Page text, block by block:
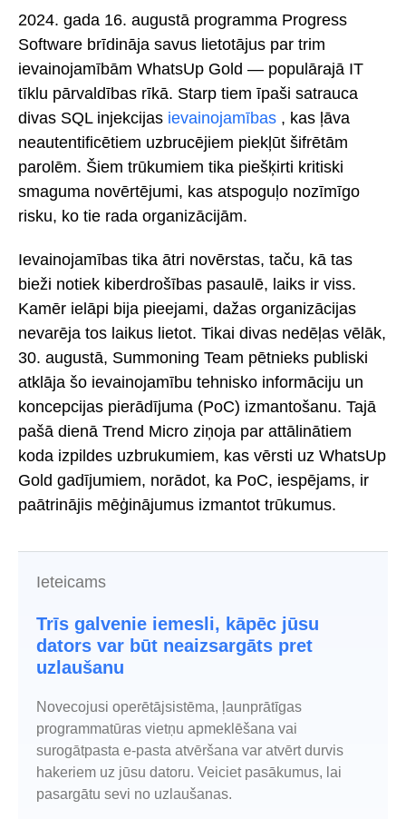
2024. gada 16. augustā programma Progress
Software brīdināja savus lietotājus par trim
ievainojamībām WhatsUp Gold — populārajā IT
tīklu pārvaldības rīkā. Starp tiem īpaši satrauca
divas SQL injekcijas ievainojamības , kas ļāva
neautentificētiem uzbrucējiem piekļūt šifrētām
parolēm. Šiem trūkumiem tika piešķirti kritiski
smaguma novērtējumi, kas atspoguļo nozīmīgo
risku, ko tie rada organizācijām.
Ievainojamības tika ātri novērstas, taču, kā tas
bieži notiek kiberdrošības pasaulē, laiks ir viss.
Kamēr ielāpi bija pieejami, dažas organizācijas
nevarēja tos laikus lietot. Tikai divas nedēļas vēlāk,
30. augustā, Summoning Team pētnieks publiski
atklāja šo ievainojamību tehnisko informāciju un
koncepcijas pierādījuma (PoC) izmantošanu. Tajā
pašā dienā Trend Micro ziņoja par attālinātiem
koda izpildes uzbrukumiem, kas vērsti uz WhatsUp
Gold gadījumiem, norādot, ka PoC, iespējams, ir
paātrinājis mēģinājumus izmantot trūkumus.
Ieteicams
Trīs galvenie iemesli, kāpēc jūsu
dators var būt neaizsargāts pret
uzlaušanu
Novecojusi operētājsistēma, ļaunprātīgas
programmatūras vietņu apmeklēšana vai
surogātpasta e-pasta atvēršana var atvērt durvis
hakeriem uz jūsu datoru. Veiciet pasākumus, lai
pasargātu sevi no uzlaušanas.